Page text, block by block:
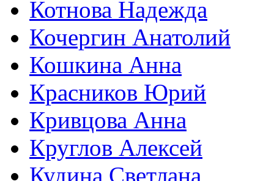
Котнова Надежда
Кочергин Анатолий
Кошкина Анна
Красников Юрий
Кривцова Анна
Круглов Алексей
Кудина Светлана